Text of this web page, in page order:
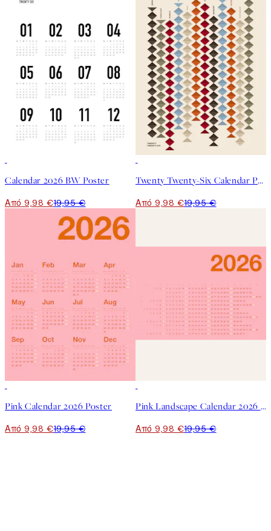
Calendar 2026 BW Poster
Από 9,98 €19,95 €
Twenty Twenty-Six Calendar Poster
Από 9,98 €19,95 €
Pink Calendar 2026 Poster
Από 9,98 €19,95 €
Pink Landscape Calendar 2026 Poster
Από 9,98 €19,95 €